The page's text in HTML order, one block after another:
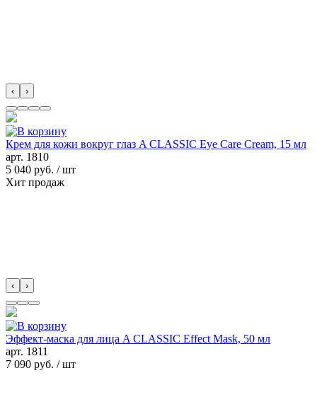
‹ ›
Крем для кожи вокруг глаз A CLASSIC Eye Care Cream, 15 мл
арт. 1810
5 040 руб. / шт
Хит продаж
‹ ›
Эффект-маска для лица A CLASSIC Effect Mask, 50 мл
арт. 1811
7 090 руб. / шт